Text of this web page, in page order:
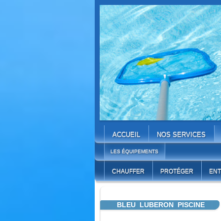
ACCUEIL NOS SERVICES
LES ÉQUIPEMENTS
CHAUFFER PROTÉGER
BLEU LUBERON PISCINE